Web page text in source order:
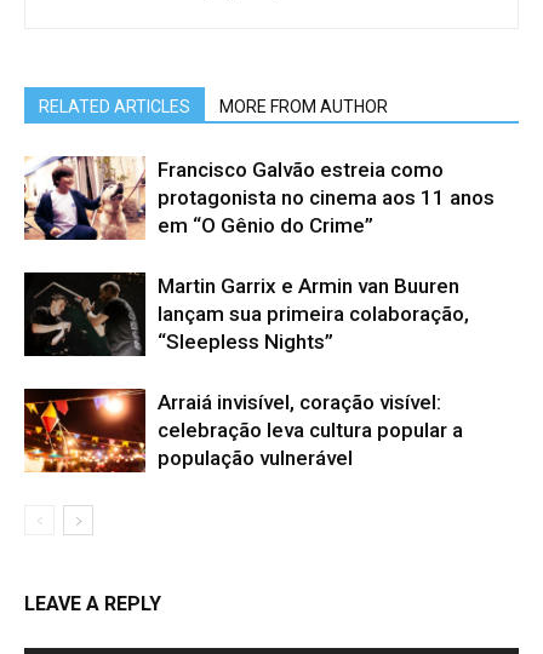
RELATED ARTICLES MORE FROM AUTHOR
Francisco Galvão estreia como
protagonista no cinema aos 11 anos
em “O Gênio do Crime”
Martin Garrix e Armin van Buuren
lançam sua primeira colaboração,
“Sleepless Nights”
Arraiá invisível, coração visível:
celebração leva cultura popular a
população vulnerável
LEAVE A REPLY